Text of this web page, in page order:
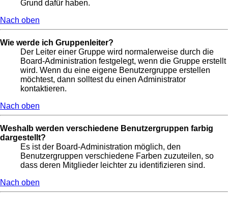
Grund dafür haben.
Nach oben
Wie werde ich Gruppenleiter?
Der Leiter einer Gruppe wird normalerweise durch die
Board-Administration festgelegt, wenn die Gruppe erstellt
wird. Wenn du eine eigene Benutzergruppe erstellen
möchtest, dann solltest du einen Administrator
kontaktieren.
Nach oben
Weshalb werden verschiedene Benutzergruppen farbig
dargestellt?
Es ist der Board-Administration möglich, den
Benutzergruppen verschiedene Farben zuzuteilen, so
dass deren Mitglieder leichter zu identifizieren sind.
Nach oben